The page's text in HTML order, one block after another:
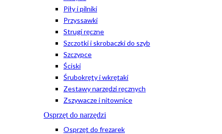
Piły i pilniki
Przyssawki
Strugi ręczne
Szczotki i skrobaczki do szyb
Szczypce
Ściski
Śrubokręty i wkrętaki
Zestawy narzędzi ręcznych
Zszywacze i nitownice
Osprzęt do narzędzi
Osprzęt do frezarek